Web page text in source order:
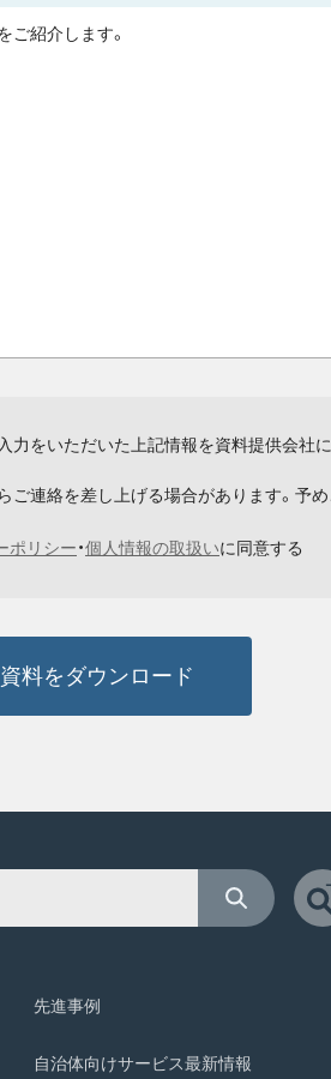
ご紹介します。
力をいただいた上記情報を資料提供会社
ご連絡を差し上げる場合があります。予
ポリシー・個人情報の取扱いに同意する
料をダウンロード
先進事例
自治体向けサービス最新情報